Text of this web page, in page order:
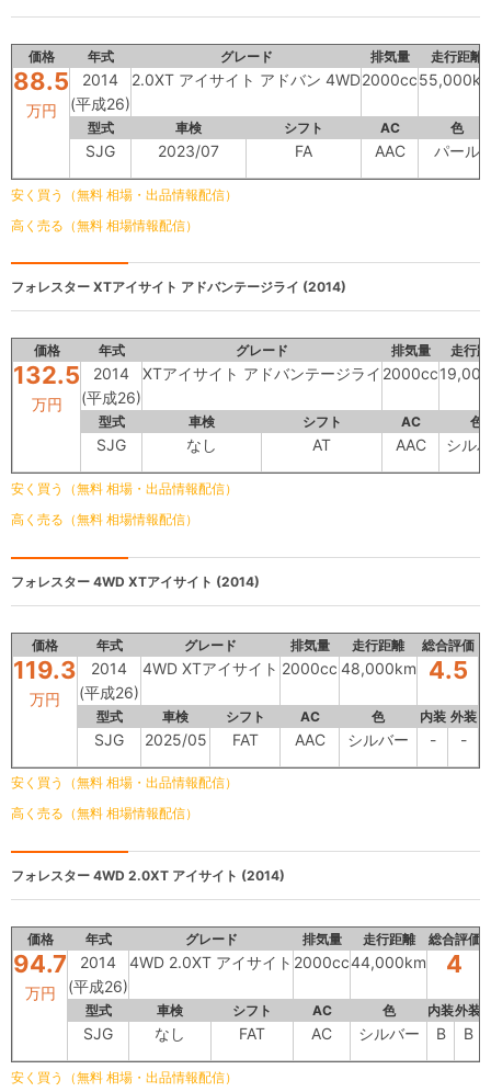
価格 年式 グレード 排気量 走行距離
88.5
万円
2014
(平成26)
2.0XT アイサイト アドバン 4WD2000cc
型式 車検 シフト AC 色
SJG 2023/07 FA AAC パール
安く買う（無料 相場・出品情報配信）
高く売る（無料 相場情報配信）
フォレスター XTアイサイト アドバンテージライ (2014)
価格 年式 グレード 排気量 走行
132.5
万円
2014
(平成26)
XTアイサイト アドバンテージライ 2000cc
型式 車検 シフト AC 色
SJG なし AT AAC シル
安く買う（無料 相場・出品情報配信）
高く売る（無料 相場情報配信）
フォレスター 4WD XTアイサイト (2014)
価格 年式 グレード 排気量 走行距離 総合評価
119.3
万円
2014
(平成26)
4WD XTアイサイト 2000cc 48,000km 4.5
型式 車検 シフト AC 色 内装 外装
SJG 2025/05 FAT AAC シルバー - -
安く買う（無料 相場・出品情報配信）
高く売る（無料 相場情報配信）
フォレスター 4WD 2.0XT アイサイト (2014)
価格 年式 グレード 排気量 走行距離 総合評価
94.7
万円
2014
(平成26)
4WD 2.0XT アイサイト 2000cc44,000km 4
型式 車検 シフト AC 色 内装外装
SJG なし FAT AC シルバー B B
安く買う（無料 相場・出品情報配信）